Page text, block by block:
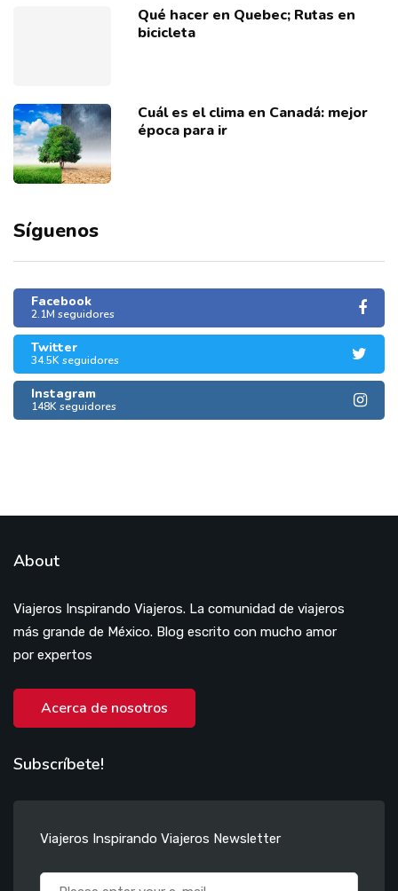
Qué hacer en Quebec; Rutas en
bicicleta
Cuál es el clima en Canadá: mejor
época para ir
Síguenos
Facebook
2.1M seguidores
Twitter
34.5K seguidores
Instagram
148K seguidores
About
Viajeros Inspirando Viajeros. La comunidad de viajeros
más grande de México. Blog escrito con mucho amor
por expertos
Acerca de nosotros
Subscríbete!
Viajeros Inspirando Viajeros Newsletter